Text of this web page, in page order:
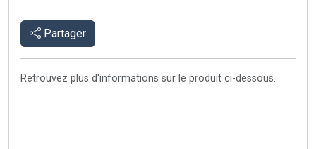
Partager
Retrouvez plus d'informations sur le produit ci-dessous.